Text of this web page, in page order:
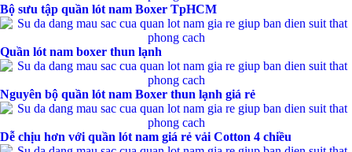
Bộ sưu tập quần lót nam Boxer TpHCM
Quần lót nam boxer thun lạnh
Nguyên bộ quần lót nam Boxer thun lạnh giá rẻ
Dễ chịu hơn với quần lót nam giá rẻ vải Cotton 4 chiều